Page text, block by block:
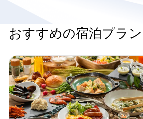
おすすめの宿泊プラン